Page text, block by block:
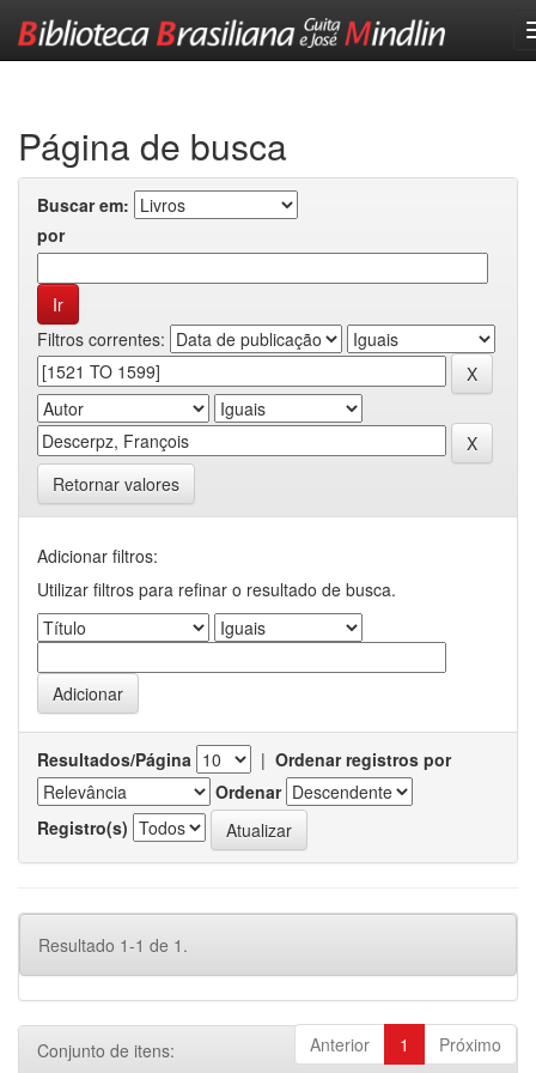
Página de busca
Buscar em:
por
Filtros correntes:
Retornar valores
Adicionar filtros:
Utilizar filtros para refinar o resultado de busca.
Resultados/Página | Ordenar registros por
Ordenar
Registro(s)
Resultado 1-1 de 1.
Anterior 1 Próximo
Conjunto de itens: